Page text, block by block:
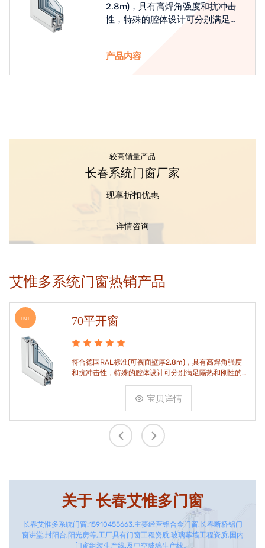
2.8m)，具有高焊角强度和抗冲击
性，特殊的腔体设计可分别满足隔
产品内容
较高销量产品
长春系统门窗厂家
现享折扣优惠
详情咨询
艾惟多系统门窗热销产品
HOT 70平开窗
符合德国RAL标准(可视面壁厚2.8m)，具有高焊角强度
和抗冲击性，特殊的腔体设计可分别满足隔热和刚性的
宝贝详情
关于长春艾惟多门窗
长春艾惟多系统门窗:15910455663,主要经营铝合金门窗,长春断桥铝门
窗讲堂,封阳台,阳光房等,工厂具有门窗工程资质,玻璃幕墙工程资质,国内
门窗组装生产线,及中空玻璃生产线。